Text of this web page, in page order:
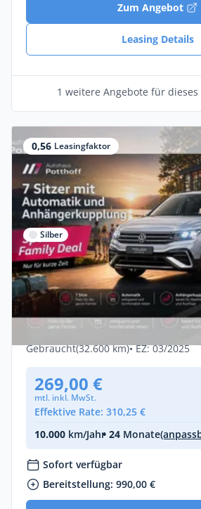
Zum Angebot
Leasing Details
1 weitere Angebote für dieses
0,56 Leasingfaktor
Silber
Privat & Gewerbe
Volkswagen Tiguan
LIFE💥Top LEASING
ACC SHZ
Gebraucht(32.600 km)• EZ: 03/2025
269,00 €
mtl. inkl. MwSt.
Effektive Rate: 310,25 €
10.000 km/Jahr• 24 Monate
Sofort verfügbar
Bereitstellung: 990,00 €